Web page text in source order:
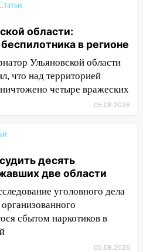
самый
что ждет каждый
проверяет
посёлке Налейка
сдать
6 августа
область девятую
самые
масло
в
выросли надои
области:
в регионе
Ульяновской области
что над территорией
четыре вражеских
05.08.2026
десять
две области
уголовного дела
сбытом наркотиков в
05.08.2026